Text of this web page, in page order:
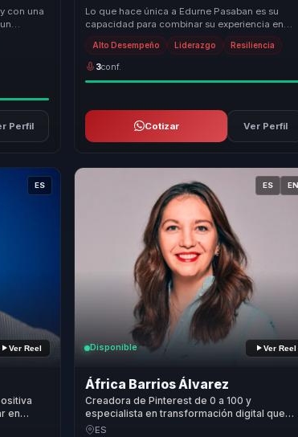
con una
que
Perfil
Lo que hace única a Edurne Pasaban es su
capacidad para combinar su experiencia en
desafíos extremos con un enfoque práctico en
liderazgo...
Alto Desempeño Liderazgo Resiliencia
3conf.
Cotizar Ver Perfil
ES
Ver Reel
en
el
ES EN
Disponible Ver Reel
África Barrios Álvarez
Creadora de Pinterest de 0 a 100 y
especialista en transformación digital que
convierte visibilidad en comunidad, ventas y
ES